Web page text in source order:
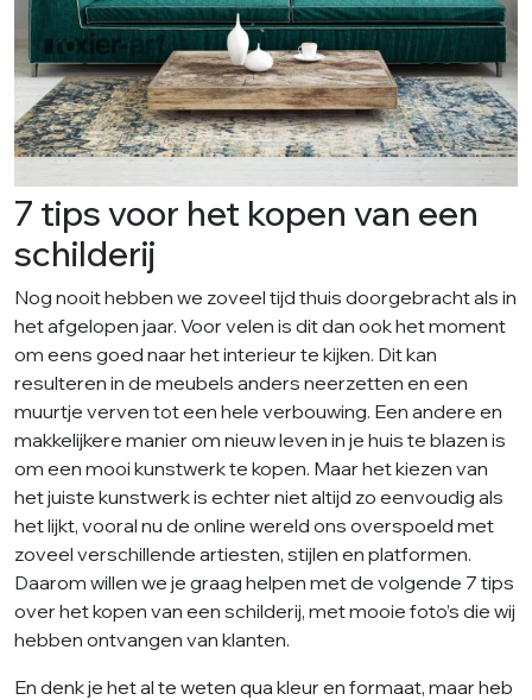
7 tips voor het kopen van een
schilderij
Nog nooit hebben we zoveel tijd thuis doorgebracht als in
het afgelopen jaar. Voor velen is dit dan ook het moment
om eens goed naar het interieur te kijken. Dit kan
resulteren in de meubels anders neerzetten en een
muurtje verven tot een hele verbouwing. Een andere en
makkelijkere manier om nieuw leven in je huis te blazen is
om een mooi kunstwerk te kopen. Maar het kiezen van
het juiste kunstwerk is echter niet altijd zo eenvoudig als
het lijkt, vooral nu de online wereld ons overspoeld met
zoveel verschillende artiesten, stijlen en platformen.
Daarom willen we je graag helpen met de volgende 7 tips
over het kopen van een schilderij, met mooie foto’s die wij
hebben ontvangen van klanten.
En denk je het al te weten qua kleur en formaat, maar heb